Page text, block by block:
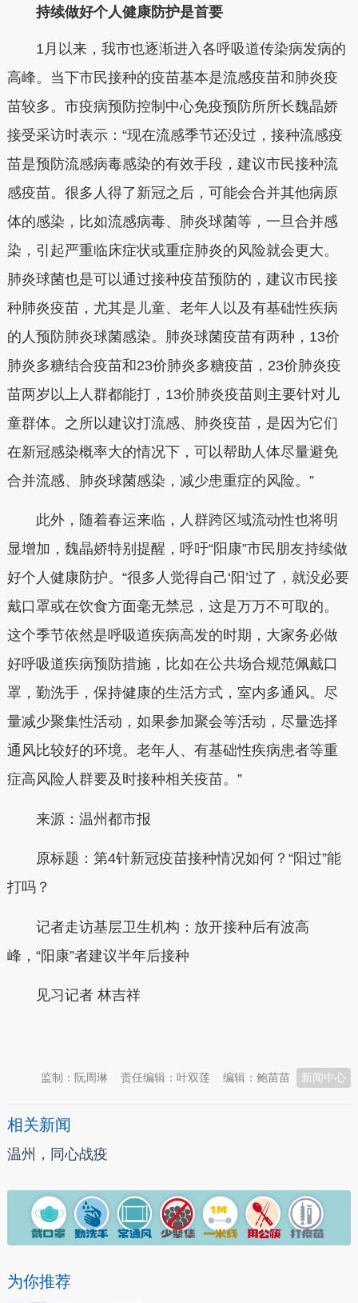
持续做好个人健康防护是首要
1月以来，我市也逐渐进入各呼吸道传染病发病的
高峰。当下市民接种的疫苗基本是流感疫苗和肺炎疫
苗较多。市疫病预防控制中心免疫预防所所长魏晶娇
接受采访时表示：“现在流感季节还没过，接种流感疫
苗是预防流感病毒感染的有效手段，建议市民接种流
感疫苗。很多人得了新冠之后，可能会合并其他病原
体的感染，比如流感病毒、肺炎球菌等，一旦合并感
染，引起严重临床症状或重症肺炎的风险就会更大。
肺炎球菌也是可以通过接种疫苗预防的，建议市民接
种肺炎疫苗，尤其是儿童、老年人以及有基础性疾病
的人预防肺炎球菌感染。肺炎球菌疫苗有两种，13价
肺炎多糖结合疫苗和23价肺炎多糖疫苗，23价肺炎疫
苗两岁以上人群都能打，13价肺炎疫苗则主要针对儿
童群体。之所以建议打流感、肺炎疫苗，是因为它们
在新冠感染概率大的情况下，可以帮助人体尽量避免
合并流感、肺炎球菌感染，减少患重症的风险。”
此外，随着春运来临，人群跨区域流动性也将明
显增加，魏晶娇特别提醒，呼吁“阳康”市民朋友持续做
好个人健康防护。“很多人觉得自己‘阳’过了，就没必要
戴口罩或在饮食方面毫无禁忌，这是万万不可取的。
这个季节依然是呼吸道疾病高发的时期，大家务必做
好呼吸道疾病预防措施，比如在公共场合规范佩戴口
罩，勤洗手，保持健康的生活方式，室内多通风。尽
量减少聚集性活动，如果参加聚会等活动，尽量选择
通风比较好的环境。老年人、有基础性疾病患者等重
症高风险人群要及时接种相关疫苗。”
来源：温州都市报
原标题：第4针新冠疫苗接种情况如何？“阳过”能
打吗？
记者走访基层卫生机构：放开接种后有波高
峰，“阳康”者建议半年后接种
见习记者 林吉祥
新闻中心
编辑：鲍苗苗
责任编辑：叶双莲
监制：阮周琳
相关新闻
温州，同心战疫
为你推荐